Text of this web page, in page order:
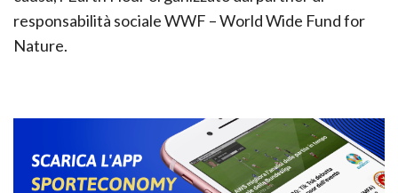
responsabilità sociale WWF – World Wide Fund for
Nature.